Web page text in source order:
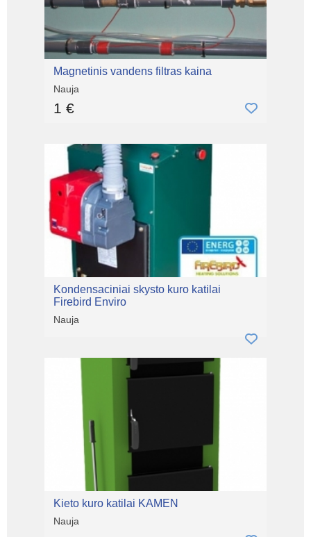
Magnetinis vandens filtras kaina
Nauja
1 €
Kondensaciniai skysto kuro katilai
Firebird Enviro
Nauja
Kieto kuro katilai KAMEN
Nauja